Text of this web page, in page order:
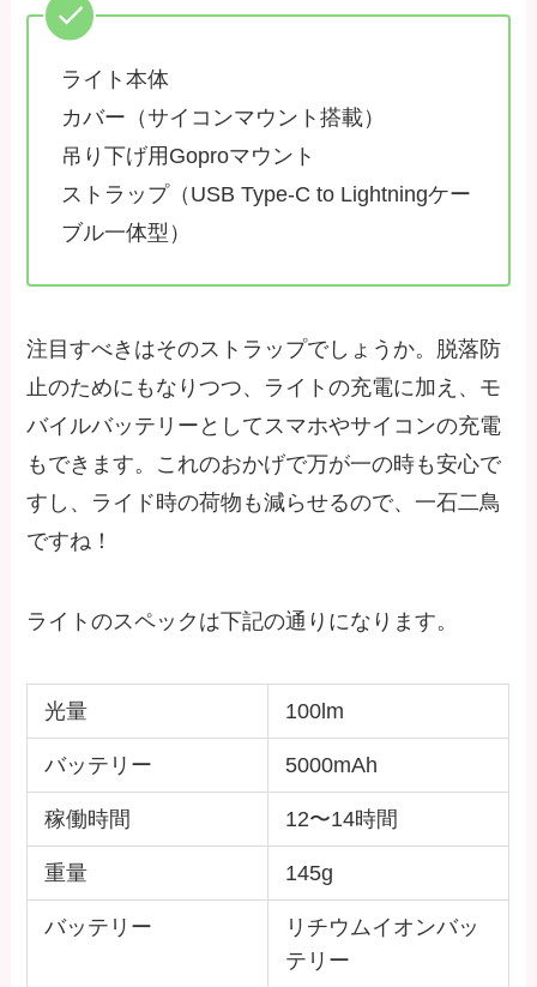
ライト本体
カバー（サイコンマウント搭載）
吊り下げ用Goproマウント
ストラップ（USB Type-C to Lightningケー
ブル一体型）
注目すべきはそのストラップでしょうか。脱落防
止のためにもなりつつ、ライトの充電に加え、モ
バイルバッテリーとしてスマホやサイコンの充電
もできます。これのおかげで万が一の時も安心で
すし、ライド時の荷物も減らせるので、一石二鳥
ですね！
ライトのスペックは下記の通りになります。
光量 100lm
バッテリー 5000mAh
稼働時間 12〜14時間
重量 145g
バッテリー
リチウムイオンバッ
テリー